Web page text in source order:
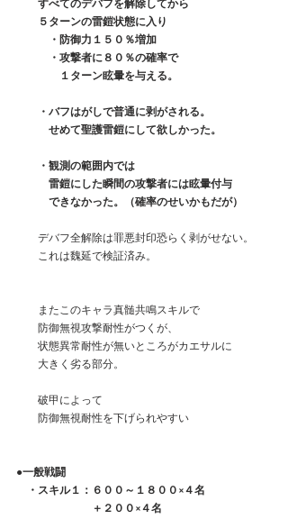
すべてのデバフを解除してから
５ターンの雷鎧状態に入り
・防御力１５０％増加
・攻撃者に８０％の確率で
１ターン眩暈を与える。
・バフはがしで普通に剥がされる。
せめて聖護雷鎧にして欲しかった。
・観測の範囲内では
雷鎧にした瞬間の攻撃者には眩暈付与
できなかった。（確率のせいかもだが）
デバフ全解除は罪悪封印恐らく剥がせない。
これは魏延で検証済み。
またこのキャラ真髄共鳴スキルで
防御無視攻撃耐性がつくが、
状態異常耐性が無いところがカエサルに
大きく劣る部分。
破甲によって
防御無視耐性を下げられやすい
●一般戦闘
・スキル１：６００～１８００×４名
＋２００×４名